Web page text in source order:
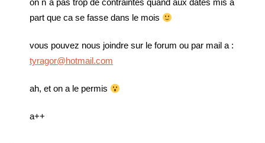
on n`a pas trop de contraintes quand aux dates mis a
part que ca se fasse dans le mois
vous pouvez nous joindre sur le forum ou par mail a :
tyragor@hotmail.com
ah, et on a le permis
a++